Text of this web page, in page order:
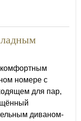
комфортным
номере с
для пар,
диваном-